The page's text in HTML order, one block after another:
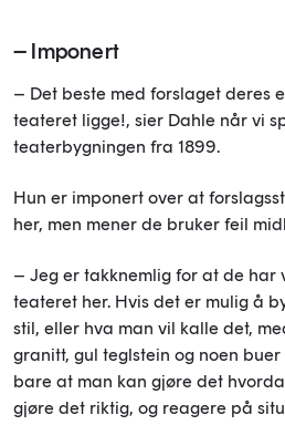
– Imponert
– Det beste med forslaget deres
teateret ligge!, sier Dahle når vi
teaterbygningen fra 1899.
Hun er imponert over at
her, men mener de bruker feil
– Jeg er takknemlig for at de har
teateret her. Hvis det er mulig å
stil, eller hva man vil kalle det,
granitt, gul teglstein og noen
bare at man kan gjøre det
gjøre det riktig, og reagere på